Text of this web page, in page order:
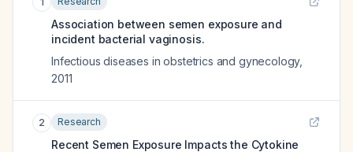
Association between semen exposure and
incident bacterial vaginosis.
Infectious diseases in obstetrics and gynecology,
2011
2 Research
Recent Semen Exposure Impacts the Cytokine